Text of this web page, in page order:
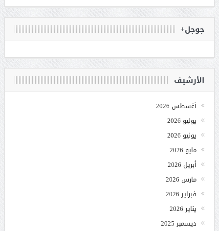
جوجل+
الأرشيف
أغسطس 2026
يوليو 2026
يونيو 2026
مايو 2026
أبريل 2026
مارس 2026
فبراير 2026
يناير 2026
ديسمبر 2025